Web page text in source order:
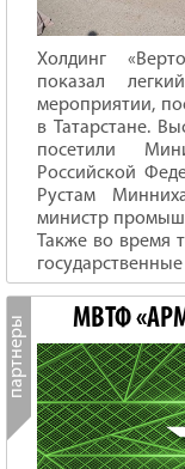
Холдинг
показал
мероприятии,
в Татарстане.
посетили
Российской
Рустам
министр
Также во время
МВТФ